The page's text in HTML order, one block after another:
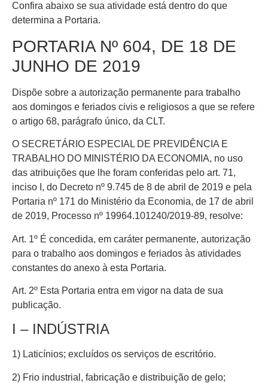
Confira abaixo se sua atividade está dentro do que
determina a Portaria.
PORTARIA Nº 604, DE 18 DE
JUNHO DE 2019
Dispõe sobre a autorização permanente para trabalho
aos domingos e feriados civis e religiosos a que se refere
o artigo 68, parágrafo único, da CLT.
O SECRETÁRIO ESPECIAL DE PREVIDÊNCIA E
TRABALHO DO MINISTÉRIO DA ECONOMIA, no uso
das atribuições que lhe foram conferidas pelo art. 71,
inciso I, do Decreto nº 9.745 de 8 de abril de 2019 e pela
Portaria nº 171 do Ministério da Economia, de 17 de abril
de 2019, Processo nº 19964.101240/2019-89, resolve:
Art. 1º É concedida, em caráter permanente, autorização
para o trabalho aos domingos e feriados às atividades
constantes do anexo à esta Portaria.
Art. 2º Esta Portaria entra em vigor na data de sua
publicação.
I – INDÚSTRIA
1) Laticínios; excluídos os serviços de escritório.
2) Frio industrial, fabricação e distribuição de gelo;